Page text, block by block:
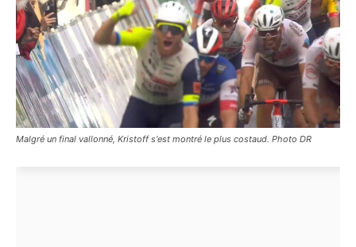
Malgré un final vallonné, Kristoff s'est montré le plus costaud. Photo DR